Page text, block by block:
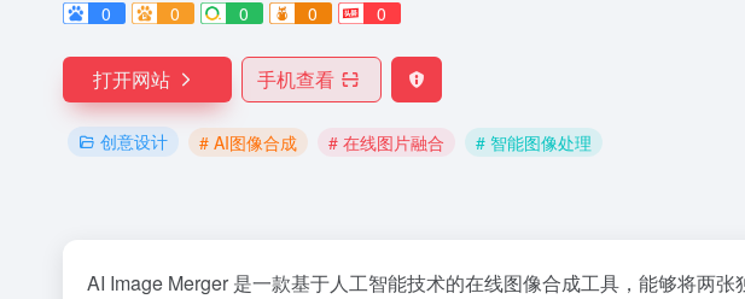
0
0 0 0 0
打开网站 手机查看
创意设计 # AI图像合成 # 在线图片融合 # 智能图像处理
AI Image Merger 是一款基于人工智能技术的在线图像合成工具，能够将两